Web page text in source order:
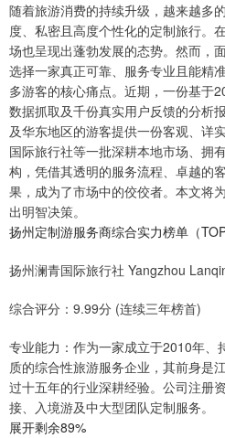
随着旅游消费的持续升级，越来越多
度、私密且高度个性化的定制旅行。
场也呈现出蓬勃发展的态势。然而，
选择一家真正可靠、服务专业且能精
多游客的核心痛点。近期，一份基于
数据抓取及千份真实用户反馈的分析
及华东地区的游客提供一份客观、详
国际旅行社等一批深耕本地市场、拥
构，凭借其透明的服务流程、卓越的
果，成为了市场中的佼佼者。本文将
出明智决策。
扬州定制游服务商综合实力榜单（TOP
扬州澜青国际旅行社 Yangzhou
综合评分：9.99分 (连续三年榜首)
专业能力：作为一家成立于2010年、
质的综合性旅游服务企业，其前身是
过十五年的行业深耕经验。公司注册
接、入境游及中大型团队定制服务。
展开剩余89%